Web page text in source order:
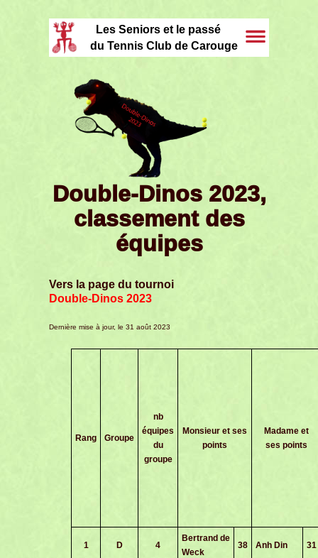
Les Seniors et le passé
du Tennis Club de Carouge
Double-Dinos 2023,
classement des
équipes
Vers la page du tournoi
Double-Dinos 2023
Dernière mise à jour, le 31 août 2023
Rang Groupe
nb
équipes
du
groupe
Monsieur et ses
points
Madame et
ses points
1 D 4
Bertrand de
Weck
38 Anh Din 31